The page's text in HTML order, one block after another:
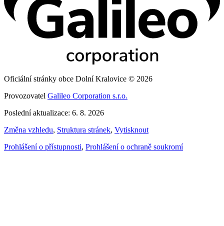
Oficiální stránky obce Dolní Kralovice © 2026
Provozovatel Galileo Corporation s.r.o.
Poslední aktualizace: 6. 8. 2026
Změna vzhledu, Struktura stránek, Vytisknout
Prohlášení o přístupnosti, Prohlášení o ochraně soukromí